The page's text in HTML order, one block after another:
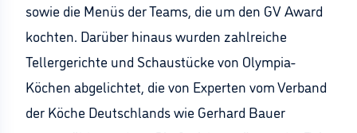
sowie die Menüs der Teams, die um den GV Award
kochten. Darüber hinaus wurden zahlreiche
Tellergerichte und Schaustücke von Olympia-
Köchen abgelichtet, die von Experten vom Verband
der Köche Deutschlands wie Gerhard Bauer